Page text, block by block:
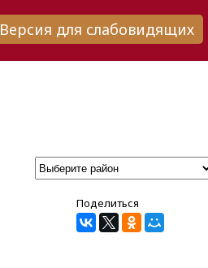
Версия для слабовидящих
Поделиться